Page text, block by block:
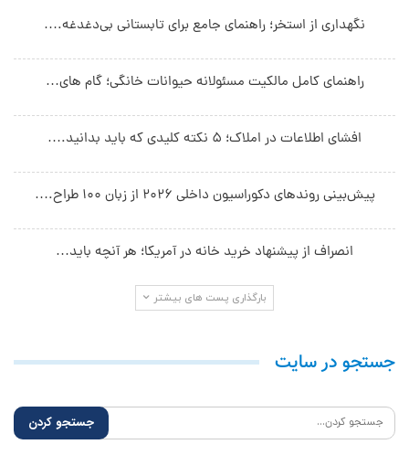
نگهداری از استخر؛ راهنمای جامع برای تابستانی بی‌دغدغه.…
راهنمای کامل مالکیت مسئولانه حیوانات خانگی؛ گام های…
افشای اطلاعات در املاک؛ ۵ نکته کلیدی که باید بدانید.…
پیش‌بینی روندهای دکوراسیون داخلی ۲۰۲۶ از زبان ۱۰۰ طراح.…
انصراف از پیشنهاد خرید خانه در آمریکا؛ هر آنچه باید…
بارگذاری پست های بیشتر
جستجو در سایت